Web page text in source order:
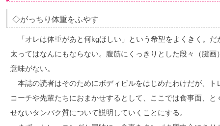
◇がっちり体重をふやす
「オレは体重があと何kgほしい」という希望をよくきく。
太ってはなんにもならない。腹筋にくっきりとした段々（腱
意味がない。
本誌の読者はそのためにボディビルをはじめたわけだが、ト
コーチや先輩たちにおまかせするとして、ここでは食事面、
せないタンパク質について説明していくことにする。